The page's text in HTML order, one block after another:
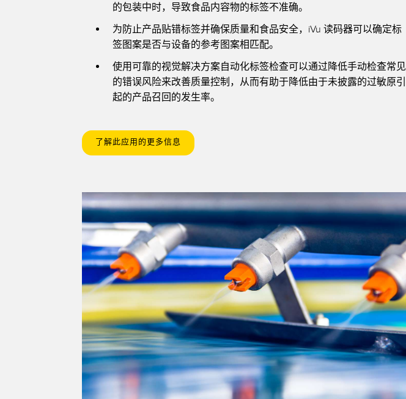
的包装中时，导致食品内容物的标签不准确。
为防止产品贴错标签并确保质量和食品安全，iVu读码器可以确定标
签图案是否与设备的参考图案相匹配。
使用可靠的视觉解决方案自动化标签检查可以通过降低手动检查常见
的错误风险来改善质量控制，从而有助于降低由于未披露的过敏原引
起的产品召回的发生率。
了解此应用的更多信息